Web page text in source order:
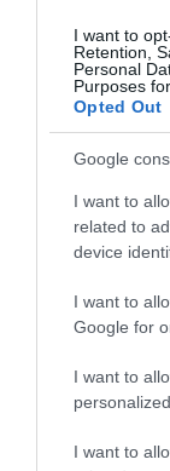
I want to
Retention,
Personal
Purposes
Opted Out
Google
I want to
related to
device
I want to
Google for
I want to
I want to
διαφάνεια, όχι